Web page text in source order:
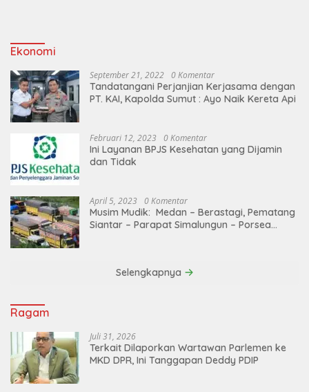
Ekonomi
September 21, 2022 0 Komentar
Tandatangani Perjanjian Kerjasama dengan
PT. KAI, Kapolda Sumut : Ayo Naik Kereta Api
Februari 12, 2023 0 Komentar
Ini Layanan BPJS Kesehatan yang Dijamin
dan Tidak
April 5, 2023 0 Komentar
Musim Mudik: Medan – Berastagi, Pematang
Siantar – Parapat Simalungun – Porsea
Selengkapnya
Ragam
Juli 31, 2026
Terkait Dilaporkan Wartawan Parlemen ke
MKD DPR, Ini Tanggapan Deddy PDIP